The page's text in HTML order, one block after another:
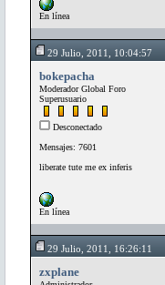
En línea
29 Julio, 2011, 10:04:57
bokepacha
Moderador Global Foro
Superusuario
Desconectado
Mensajes: 7601
liberate tute me ex inferis
En línea
29 Julio, 2011, 16:26:11
zxplane